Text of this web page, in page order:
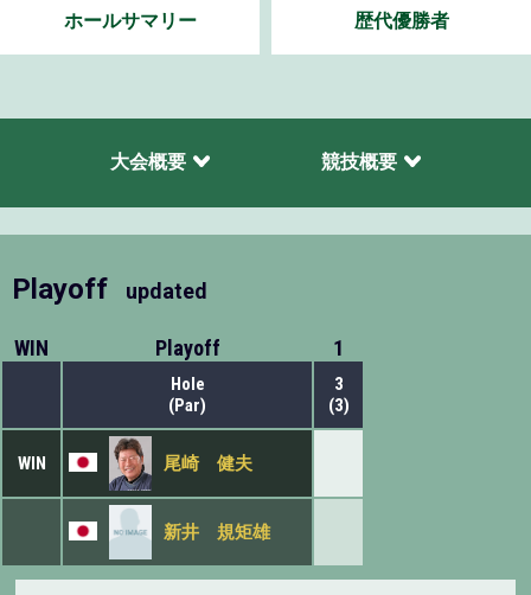
ホールサマリー 歴代優勝者
大会概要 競技概要
Playoff updated
WIN Playoff 1
Hole
(Par)
3
(3)
WIN 尾崎 健夫
新井 規矩雄